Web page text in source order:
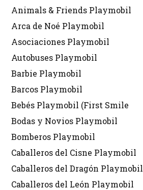
Animals & Friends Playmobil
Arca de Noé Playmobil
Asociaciones Playmobil
Autobuses Playmobil
Barbie Playmobil
Barcos Playmobil
Bebés Playmobil (First Smile
Bodas y Novios Playmobil
Bomberos Playmobil
Caballeros del Cisne Playmobil
Caballeros del Dragón Playmobil
Caballeros del León Playmobil